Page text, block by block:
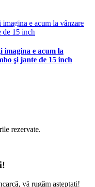
e acum la
şi jante de 15 inch
rezervate.